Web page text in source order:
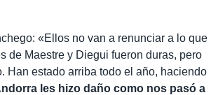
«Ellos no van a renunciar a lo que
de Maestre y Diegui fueron duras, pero
Han estado arriba todo el año, haciendo
les hizo daño como nos pasó a